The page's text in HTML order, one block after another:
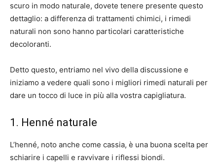
scuro in modo naturale, dovete tenere presente questo
dettaglio: a differenza di trattamenti chimici, i rimedi
naturali non sono hanno particolari caratteristiche
decoloranti.
Detto questo, entriamo nel vivo della discussione e
iniziamo a vedere quali sono i migliori rimedi naturali per
dare un tocco di luce in più alla vostra capigliatura.
1. Henné naturale
L’henné, noto anche come cassia, è una buona scelta per
schiarire i capelli e ravvivare i riflessi biondi.